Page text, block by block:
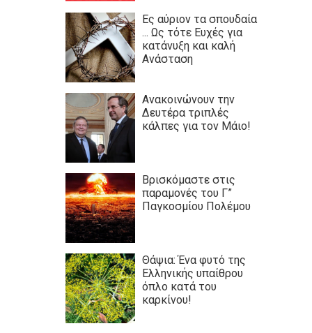
Ες αύριον τα σπουδαία
... Ως τότε Ευχές για
κατάνυξη και καλή
Ανάσταση
Ανακοινώνουν την
Δευτέρα τριπλές
κάλπες για τον Μάιο!
Βρισκόμαστε στις
παραμονές του Γ”
Παγκοσμίου Πολέμου
Θάψια: Ένα φυτό της
Ελληνικής υπαίθρου
όπλο κατά του
καρκίνου!